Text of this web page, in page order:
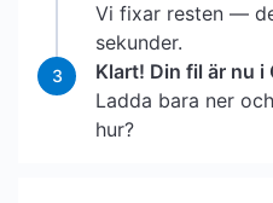
Vi fixar resten —
sekunder.
3
Klart! Din fil är nu i
Ladda bara ner
hur?